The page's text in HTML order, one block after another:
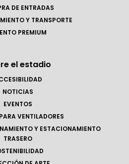
DE ENTRADAS
Y TRANSPORTE
PREMIUM
el estadio
NOTICIAS
EVENTOS
VENTILADORES
Y ESTACIONAMIENTO
TRASERO